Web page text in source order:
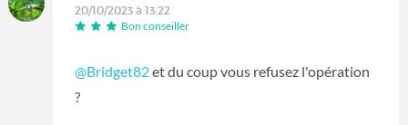
20/10/2023 à 13:22
Bon conseiller
@Bridget82et du coup vous refusez l'opération
?